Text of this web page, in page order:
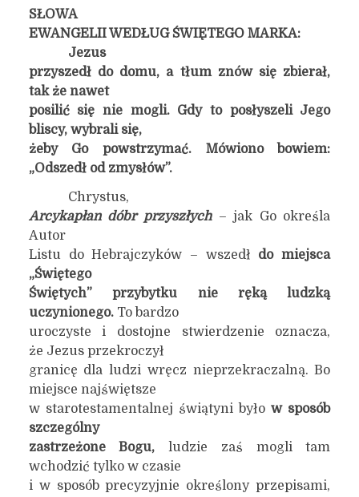
SŁOWA
EWANGELII WEDŁUG ŚWIĘTEGO MARKA:
Jezus
przyszedł do domu, a tłum znów się zbierał,
tak że nawet
posilić się nie mogli. Gdy to posłyszeli Jego
bliscy, wybrali się,
żeby Go powstrzymać. Mówiono bowiem:
„Odszedł od zmysłów”.
Chrystus,
Arcykapłan dóbr przyszłych– jak Go określa
Autor
Listu do Hebrajczyków – wszedł do miejsca
„Świętego
Świętych” przybytku nie ręką ludzką
uczynionego.To bardzo
uroczyste i dostojne stwierdzenie oznacza,
że Jezus przekroczył
granicę dla ludzi wręcz nieprzekraczalną. Bo
miejsce najświętsze
w starotestamentalnej świątyni byłow sposób
szczególny
zastrzeżone Bogu, ludzie zaś mogli tam
wchodzić tylko w czasie
i w sposób precyzyjnie określony przepisami,